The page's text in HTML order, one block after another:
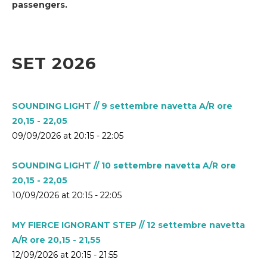
passengers.
SET 2026
SOUNDING LIGHT // 9 settembre navetta A/R ore
20,15 - 22,05
09/09/2026 at 20:15 - 22:05
SOUNDING LIGHT // 10 settembre navetta A/R ore
20,15 - 22,05
10/09/2026 at 20:15 - 22:05
MY FIERCE IGNORANT STEP // 12 settembre navetta
A/R ore 20,15 - 21,55
12/09/2026 at 20:15 - 21:55